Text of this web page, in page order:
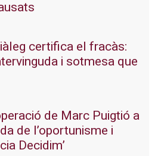
certifica el fracàs:
i sotmesa que
de Marc Puigtió a
de l’oportunisme i
Decidim’